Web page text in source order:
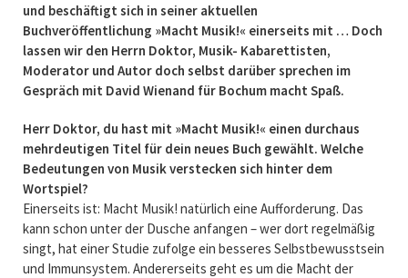
und beschäftigt sich in seiner aktuellen
Buchveröffentlichung »Macht Musik!« einerseits mit … Doch
lassen wir den Herrn Doktor, Musik- Kabarettisten,
Moderator und Autor doch selbst darüber sprechen im
Gespräch mit David Wienand für Bochum macht Spaß.
Herr Doktor, du hast mit »Macht Musik!« einen durchaus
mehrdeutigen Titel für dein neues Buch gewählt. Welche
Bedeutungen von Musik verstecken sich hinter dem
Wortspiel?
Einerseits ist: Macht Musik! natürlich eine Aufforderung. Das
kann schon unter der Dusche anfangen – wer dort regelmäßig
singt, hat einer Studie zufolge ein besseres Selbstbewusstsein
und Immunsystem. Andererseits geht es um die Macht der